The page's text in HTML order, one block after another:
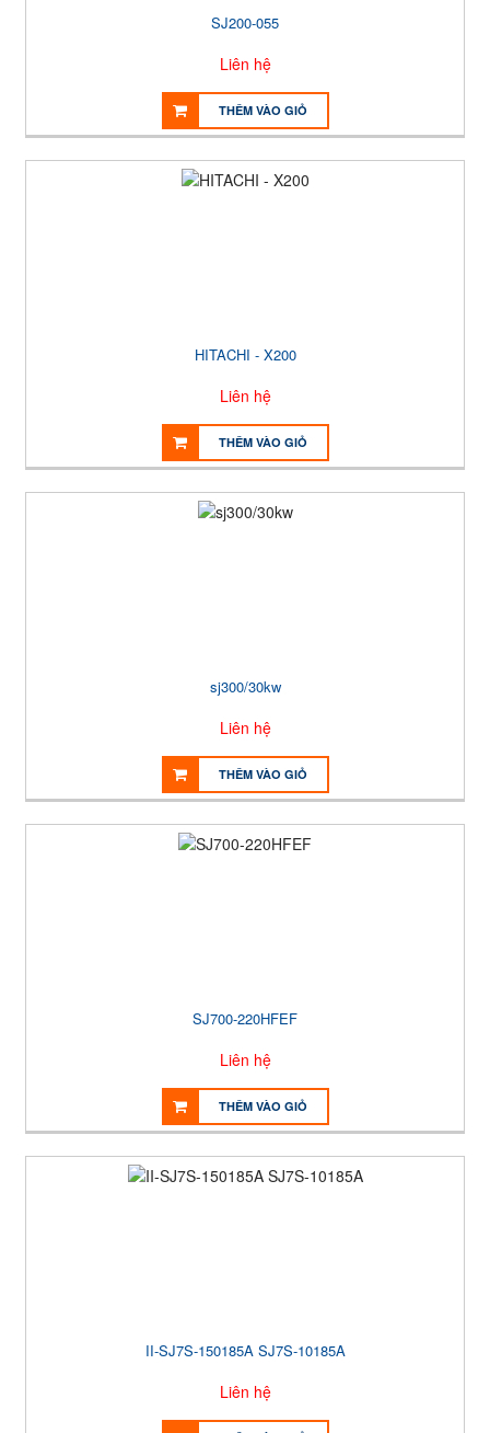
SJ200-055
Liên hệ
THÊM VÀO GIỎ
HITACHI - X200
Liên hệ
THÊM VÀO GIỎ
sj300/30kw
Liên hệ
THÊM VÀO GIỎ
SJ700-220HFEF
Liên hệ
THÊM VÀO GIỎ
II-SJ7S-150185A SJ7S-10185A
Liên hệ